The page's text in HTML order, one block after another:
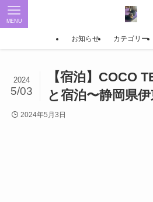
MENU
お知らせ カテゴリー
【宿泊】COCO
と宿泊〜静岡県
2024
5/03
2024年5月3日